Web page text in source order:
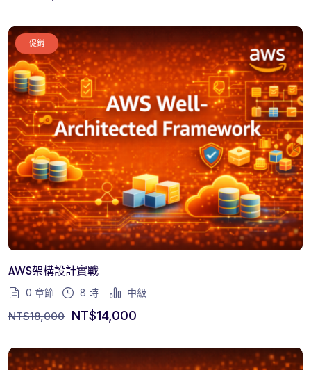
促銷
AWS架構設計實戰
0 章節 8 時 中級
NT$18,000 NT$14,000